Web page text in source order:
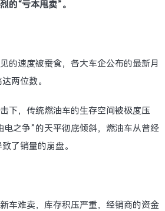
的“亏本甩卖”。
的速度被蚕食，各大车企公布的最新月
两位数。
下，传统燃油车的生存空间被极度压
之争”的天平彻底倾斜，燃油车从曾经
了销量的崩盘。
车难卖，库存积压严重，经销商的资金